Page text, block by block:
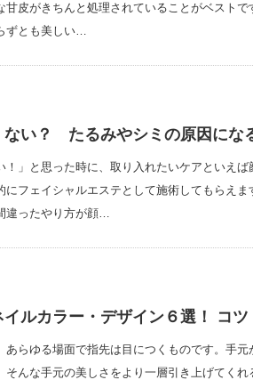
甘皮がきちんと処理されていることがベストで
ずとも美しい…
ない？ たるみやシミの原因にな
！」と思った時に、取り入れたいケアといえ
にフェイシャルエステとして施術してもらえ
違ったやり方が顔…
ルカラー・デザイン６選！ コ
あらゆる場面で指先は目につくものです。手
そんな手元の美しさをより一層引き上げてく